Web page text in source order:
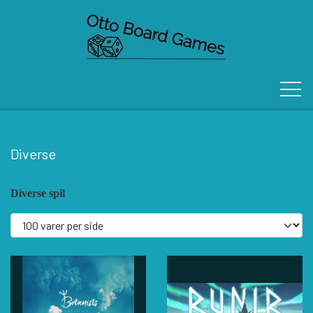
OM OS
KONTAKT
Diverse
Diverse spil